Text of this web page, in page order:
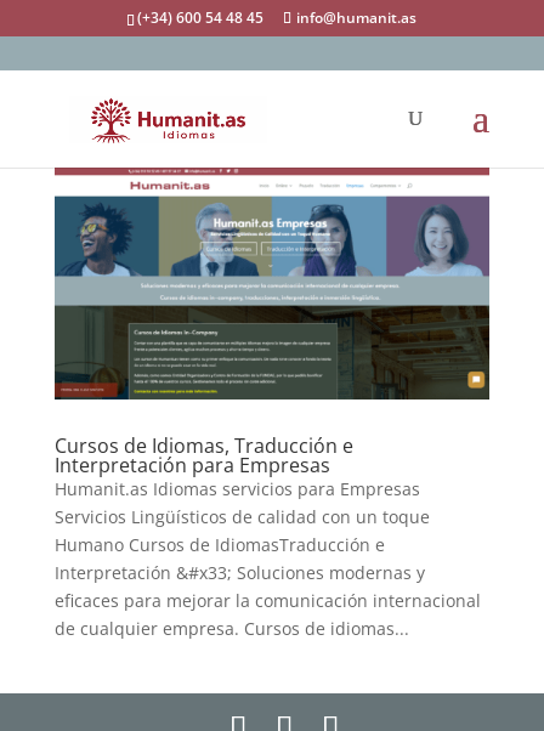
(+34) 600 54 48 45 info@humanit.as
Cursos de Idiomas, Traducción e
Interpretación para Empresas
Humanit.as Idiomas servicios para Empresas
Servicios Lingüísticos de calidad con un toque
Humano Cursos de IdiomasTraducción e
Interpretación &#x33; Soluciones modernas y
eficaces para mejorar la comunicación internacional
de cualquier empresa. Cursos de idiomas...